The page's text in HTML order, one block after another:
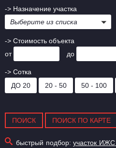
-> Назначение участка
Выберите из списка
-> Стоимость объекта
от
до
-> Сотка
ДО 20
20 - 50 50 - 100
быстрый подбор:участок ИЖС